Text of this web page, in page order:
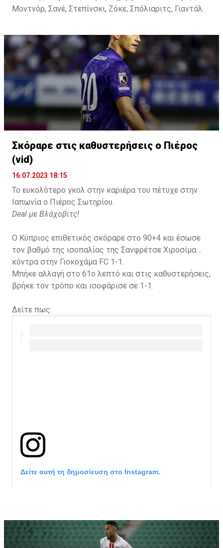
Μοντνόρ, Σανέ, Στεπίνσκι, Ζόκε, Σπόλιαριτς, Γιαντάλ.
Σκόραρε στις καθυστερήσεις ο Πιέρος
(vid)
16.07.2023 18:15
Το ευκολότερο γκολ στην καριέρα του πέτυχε στην
Ιαπωνία ο Πιέρος Σωτηρίου.
Deal με Βλάχοβιτς!
Ο Κύπριος επιθετικός σκόραρε στο 90+4 και έσωσε
τον βαθμό της ισοπαλίας της Σανφρέτσε Χιροσίμα
κόντρα στην Γιοκοχάμα FC 1-1.
Μπήκε αλλαγή στο 61ο λεπτό και στις καθυστερήσεις,
βρήκε τον τρόπο και ισοφάρισε σε 1-1.
Δείτε πως:
Δείτε αυτή τη δημοσίευση στο Instagram.